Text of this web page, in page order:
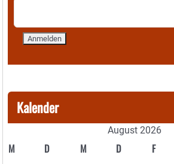
Kalender
August 2026
M D M D F